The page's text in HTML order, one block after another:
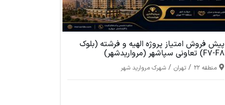
پیش فروش امتیاز پروژه الهیه و فرشته (بلوک
F7-F8) تعاونی سپاشهر (مرواریدشهر)
منطقه 22 / تهران / شهرک مروارید شهر